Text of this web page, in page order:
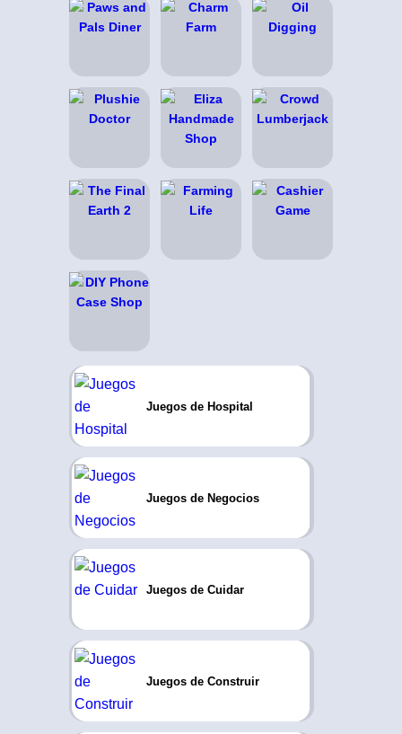
Juegos de Hospital
Juegos de Negocios
Juegos de Cuidar
Juegos de Construir